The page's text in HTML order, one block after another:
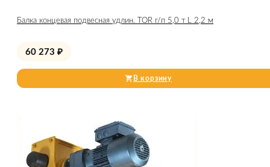
Балка концевая подвесная удлин. TOR г/п 5,0 т L 2,2 м
60 273 ₽
В корзину